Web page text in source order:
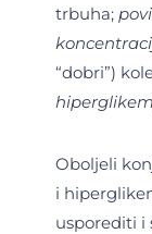
trbuha;
“dobri”)
Oboljeli
i
usporediti i